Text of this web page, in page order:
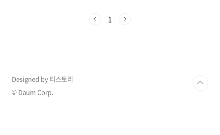
더 편리할 수 있습니다. 광고 없이 토렌트를 사용하기 위해서 구 버전
1
Designed by 티스토리
© Daum Corp.